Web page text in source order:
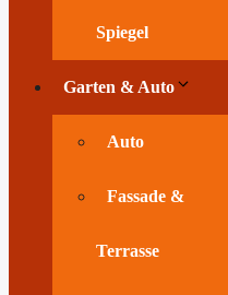
Spiegel
Garten & Auto
Auto
Fassade &
Terrasse